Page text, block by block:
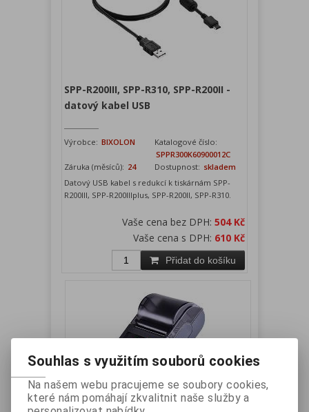
SPP-R200III, SPP-R310, SPP-R200II -
datový kabel USB
Výrobce: BIXOLON
Katalogové číslo:
SPPR300K60900012C
Záruka (měsíců): 24 Dostupnost: skladem
Datový USB kabel s redukcí k tiskárnám SPP-
R200III, SPP-R200IIIplus, SPP-R200II, SPP-R310.
Vaše cena bez DPH: 504 Kč
Vaše cena s DPH: 610 Kč
Přidat do košíku
MPT-II 5V mobilní tiskárna 58mm,
Souhlas s využitím souborů cookies
Na našem webu pracujeme se soubory cookies,
které nám pomáhají zkvalitnit naše služby a